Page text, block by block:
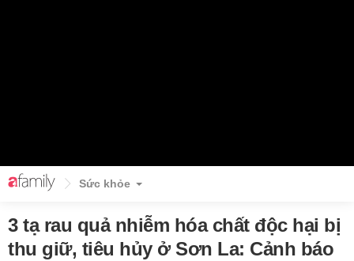
Sức khỏe
3 tạ rau quả nhiễm hóa chất độc hại bị
thu giữ, tiêu hủy ở Sơn La: Cảnh báo